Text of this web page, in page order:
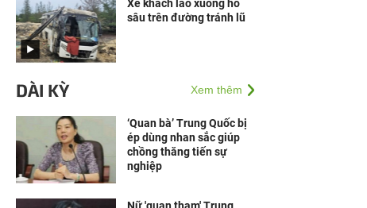
Xe khách lao xuống hố
sâu trên đường tránh lũ
DÀI KỲ Xem thêm
‘Quan bà’ Trung Quốc bị
ép dùng nhan sắc giúp
chồng thăng tiến sự
nghiệp